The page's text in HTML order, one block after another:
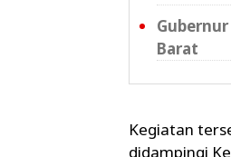
Barat
Kegiatan
didampingi